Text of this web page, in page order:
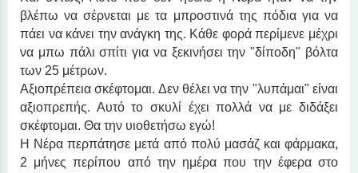
βλέπω να σέρνεται με τα μπροστινά της πόδια για να
πάει να κάνει την ανάγκη της. Κάθε φορά περίμενε μέχρι
να μπω πάλι σπίτι για να ξεκινήσει την "δίποδη" βόλτα
των 25 μέτρων.
Αξιοπρέπεια σκέφτομαι. Δεν θέλει να την "λυπάμαι" είναι
αξιοπρεπής. Αυτό το σκυλί έχει πολλά να με διδάξει
σκέφτομαι. Θα την υιοθετήσω εγώ!
Η Νέρα περπάτησε μετά από πολύ μασάζ και φάρμακα,
2 μήνες περίπου από την ημέρα που την έφερα στο